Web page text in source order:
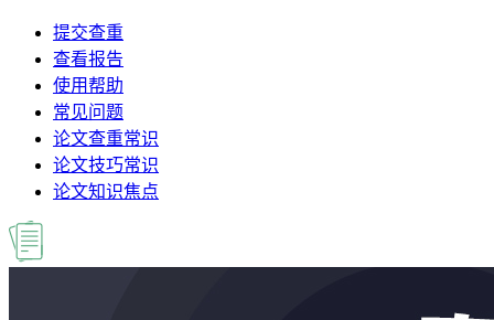
提交查重
查看报告
使用帮助
常见问题
论文查重常识
论文技巧常识
论文知识焦点